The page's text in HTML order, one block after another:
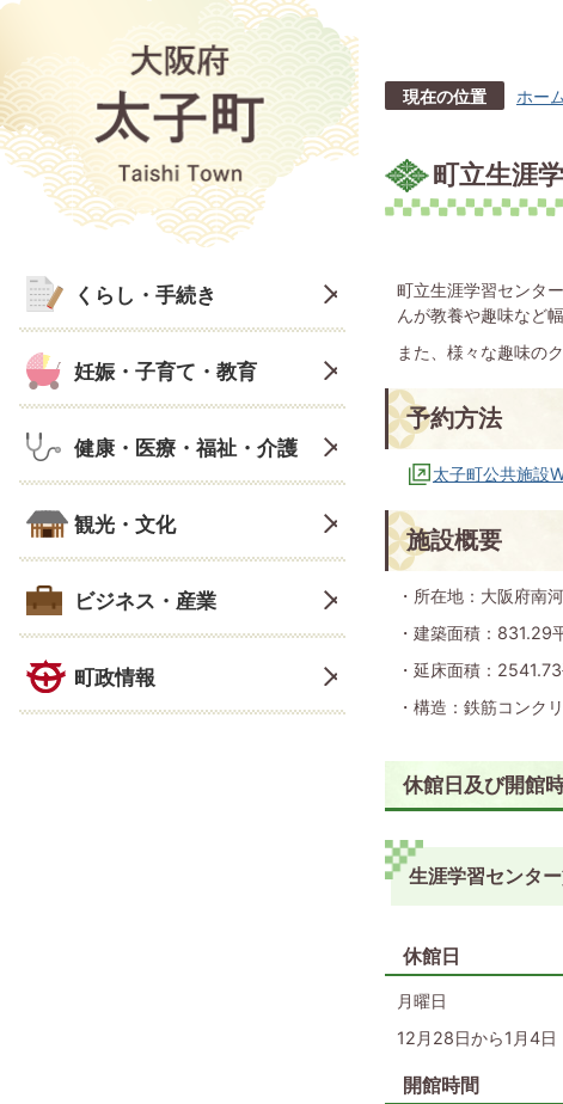
くらし・手続き
妊娠・子育て・教育
健康・医療・福祉・介護
観光・文化
ビジネス・産業
町政情報
現在の位置 ホーム
町立生涯
町立生涯学習センタ
んが教養や趣味など
また、様々な趣味の
予約方法
太子町公共施設
施設概要
・所在地：大阪府南
・建築面積：831.29
・延床面積：
・構造：鉄筋コンク
休館日及び開館
生涯学習センタ
休館日
月曜日
12月28日から1月4日
開館時間